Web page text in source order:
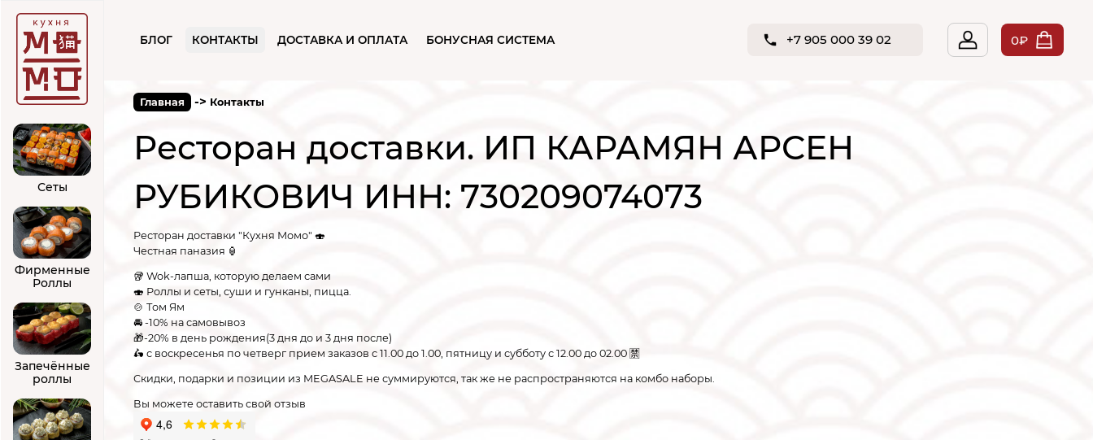
Сеты
Фирменные
Роллы
Запечённые
роллы
БЛОГ КОНТАКТЫ ДОСТАВКА И ОПЛАТА БОНУСНАЯ СИСТЕМА +7 905 000 39 02 0₽
Главная -> Контакты
Ресторан доставки. ИП КАРАМЯН АРСЕН
РУБИКОВИЧ ИНН: 730209074073
Ресторан доставки "Кухня Момо" 🍣
Честная паназия 🏮
🥡 Wok-лапша, которую делаем сами
🍣 Роллы и сеты, суши и гунканы, пицца.
🍲 Том Ям
🚘 -10% на самовывоз
🎁-20% в день рождения(3 дня до и 3 дня после)
🛵 с воскресенья по четверг прием заказов с 11.00 до 1.00, пятницу и субботу с 12.00 до 02.00 🈲
Скидки, подарки и позиции из MEGASALE не суммируются, так же не распространяются на комбо наборы.
Вы можете оставить свой отзыв